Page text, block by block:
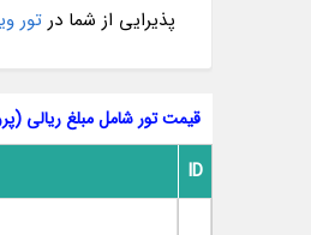
پذیرایی از شما در تور
قیمت تور شامل مبلغ ریالی
ID